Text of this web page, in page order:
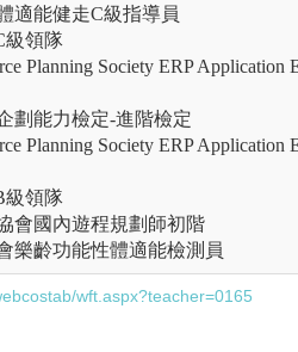
適能健走C級指導員
級領隊
Planning Society ERP Application
劃能力檢定-進階檢定
Planning Society ERP Application
級領隊
會國內遊程規劃師初階
樂齡功能性體適能檢測員
wft.aspx?teacher=0165